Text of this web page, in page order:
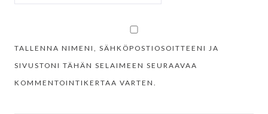
TALLENNA NIMENI, SÄHKÖPOSTIOSOITTEENI JA
SIVUSTONI TÄHÄN SELAIMEEN SEURAAVAA
KOMMENTOINTIKERTAA VARTEN.